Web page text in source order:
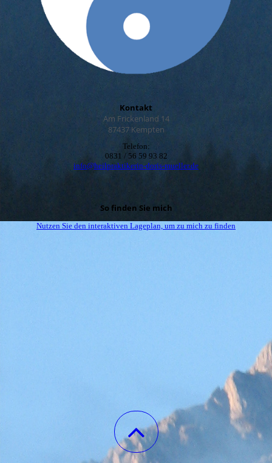
Kontakt
Am Frickenland 14
87437 Kempten
Telefon:
0831 / 56 59 93 82
info@heilpraktikerin-doris-mueller.de
So finden Sie mich
Nutzen Sie den interaktiven La­ge­plan, um zu mich zu finden